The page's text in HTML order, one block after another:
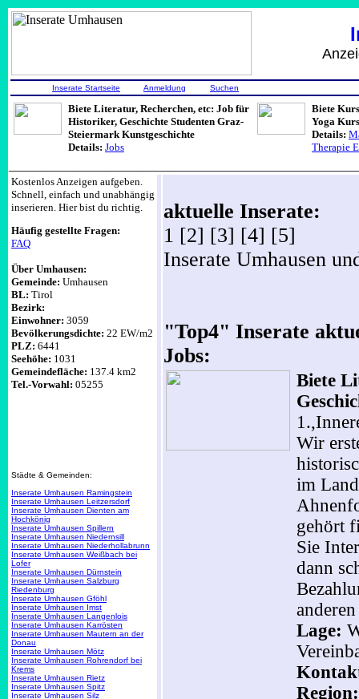
Anzeigen,
Inserate Startseite Anmeldung Suchen
Biete Literatur, Recherchen, etc: Job für
Historiker, Geschichte Studenten Graz-
Steiermark Kunstgeschichte
Details: Jobs
Biete
Yoga
Details:
Therapie
Kostenlos Anzeigen aufgeben.
Schnell, einfach und unabhängig
inserieren. Hier bist du richtig.
Häufig gestellte Fragen:
FAQ
Über Umhausen:
Gemeinde: Umhausen
BL: Tirol
Bezirk:
Einwohner: 3059
Bevölkerungsdichte: 22 EW/m2
PLZ: 6441
Seehöhe: 1031
Gemeindefläche: 137.4 km2
Tel.-Vorwahl: 05255
Städte & Gemeinden:
Inserate Umhausen Ramingstein
Inserate Umhausen Leitzersdorf
Inserate Umhausen Dienten am
Hochkönig
Inserate Umhausen Spillern
Inserate Umhausen Niedernsill
Inserate Umhausen Niederhollabrunn
Inserate Umhausen Weißbach bei
Lofer
Inserate Umhausen Dürnstein
Inserate Umhausen Salzburg
Riedenburg
Inserate Umhausen Gföhl
Inserate Umhausen Imst
Inserate Umhausen Langenlois
Inserate Umhausen Karrösten
Inserate Umhausen Mautern an der
Donau
Inserate Umhausen Mötz
Inserate Umhausen Rohrendorf bei
Krems
Inserate Umhausen Rietz
Inserate Umhausen Spitz
Inserate Umhausen Silz
aktuelle Inserate:
1 [2] [3] [4] [5]
Inserate Umhausen
"Top4" Inserate
Jobs:
Biete
Wir
im
gehört
Sie
dann
Lage:
Region: